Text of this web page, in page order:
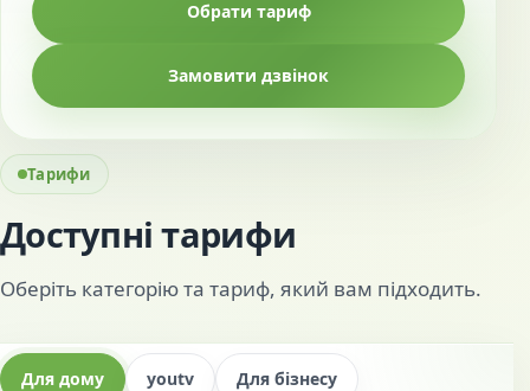
Обрати тариф
Замовити дзвінок
Тарифи
Доступні тарифи
Оберіть категорію та тариф, який вам підходить.
Для дому youtv Для бізнесу